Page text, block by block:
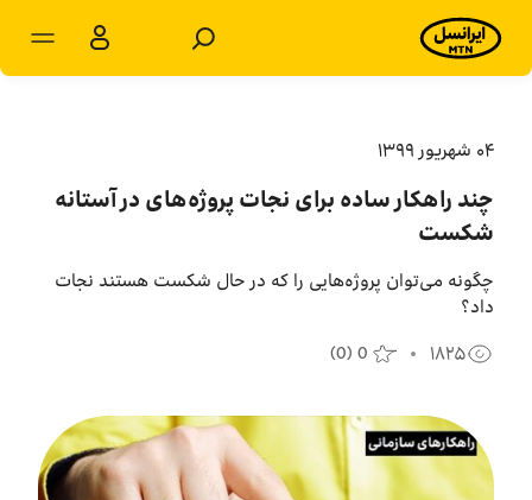
محصولات و راهکارها
فروشگاه
سامانه‌ها
پشتیبانی
پایگاه دانش
۰۴ شهريور ۱۳۹۹
چند راهکار ساده برای نجات پروژه‌های در آستانه
شکست
چگونه می‌توان پروژه‌هایی را که در حال شکست هستند نجات
داد؟
۱۸۲۵ (0) 0